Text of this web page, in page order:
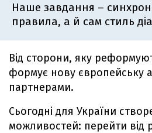
Наше завдання –
правила, а й сам стиль
Від сторони, яку
формує нову європейську
партнерами.
Сьогодні для України
можливостей: перейти від